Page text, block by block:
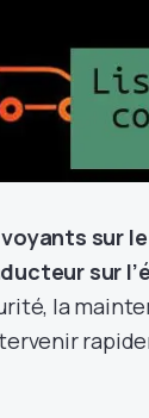
voyants sur
sur
la